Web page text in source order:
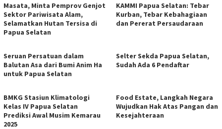
Masata, Minta Pemprov Genjot
Sektor Pariwisata Alam,
Selamatkan Hutan Tersisa di
Papua Selatan
KAMMI Papua Selatan: Tebar
Kurban, Tebar Kebahagiaan
dan Pererat Persaudaraan
Seruan Persatuan dalam
Balutan Asa dari Bumi Anim Ha
untuk Papua Selatan
Selter Sekda Papua Selatan,
Sudah Ada 6 Pendaftar
BMKG Stasiun Klimatologi
Kelas IV Papua Selatan
Prediksi Awal Musim Kemarau
2025
Food Estate, Langkah Negara
Wujudkan Hak Atas Pangan dan
Kesejahteraan